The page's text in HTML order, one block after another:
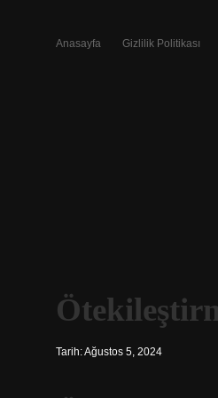
Anasayfa Gizlilik Politikası
Tarih: Ağustos 5, 2024